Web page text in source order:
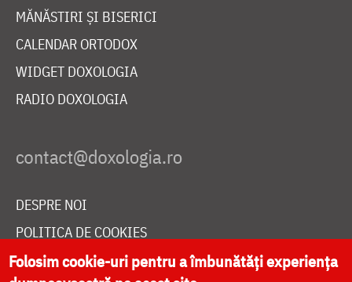
MĂNĂSTIRI ȘI BISERICI
CALENDAR ORTODOX
WIDGET DOXOLOGIA
RADIO DOXOLOGIA
DESPRE NOI
POLITICA DE COOKIES
DONEAZĂ ONLINE PENTRU CATEDRALA NAȚIONALĂ
Folosim cookie-uri pentru a îmbunătăți experiența